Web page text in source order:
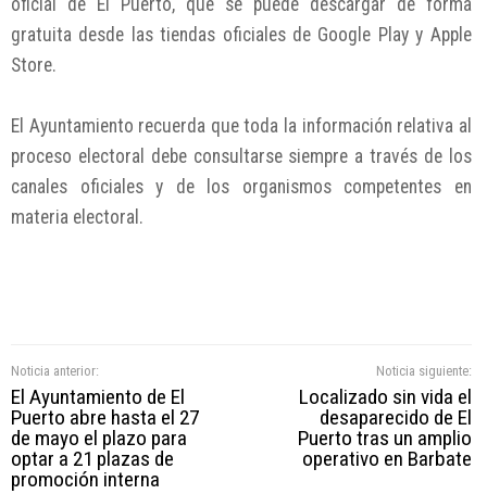
oficial de El Puerto, que se puede descargar de forma
gratuita desde las tiendas oficiales de Google Play y Apple
Store.
El Ayuntamiento recuerda que toda la información relativa al
proceso electoral debe consultarse siempre a través de los
canales oficiales y de los organismos competentes en
materia electoral.
Noticia anterior:
El Ayuntamiento de El
Puerto abre hasta el 27
de mayo el plazo para
optar a 21 plazas de
promoción interna
Noticia siguiente:
Localizado sin vida el
desaparecido de El
Puerto tras un amplio
operativo en Barbate